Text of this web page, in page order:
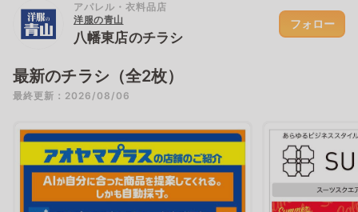
アパレル・衣料品店
洋服の青山
八幡東店のチラシ
フォロー
最新のチラシ（全2枚）
最終更新：2026/08/06